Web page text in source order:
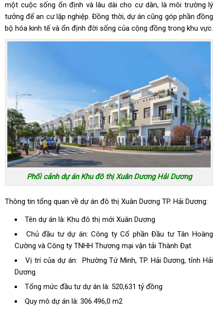
một cuộc sống ổn định và lâu dài cho cư dân, là môi trường lý
tưởng để an cư lập nghiệp. Đồng thời, dự án cũng góp phần đồng
bộ hóa kinh tế và ổn định đời sống của cộng đồng trong khu vực.
Phối cảnh dự án Khu đô thị Xuân Dương Hải Dương
Thông tin tổng quan về dự án đô thị Xuân Dương TP. Hải Dương:
Tên dự án là: Khu đô thị mới Xuân Dương
Chủ đầu tư dự án: Công ty Cổ phần Đầu tư Tân Hoàng
Cường và Công ty TNHH Thương mại vận tải Thành Đạt
Vị trí của dự án: Phường Tứ Minh, TP. Hải Dương, tỉnh Hải
Dương
Tổng mức đầu tư dự án là: 520,631 tỷ đồng
Quy mô dự án là: 306.496,0 m2